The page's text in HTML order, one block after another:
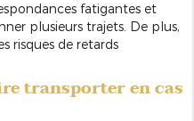
fatigantes et
plusieurs trajets. De plus,
risques de retards
transporter en cas